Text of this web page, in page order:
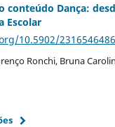
conteúdo Dança:
Escolar
10.5902/
Ronchi, Bruna